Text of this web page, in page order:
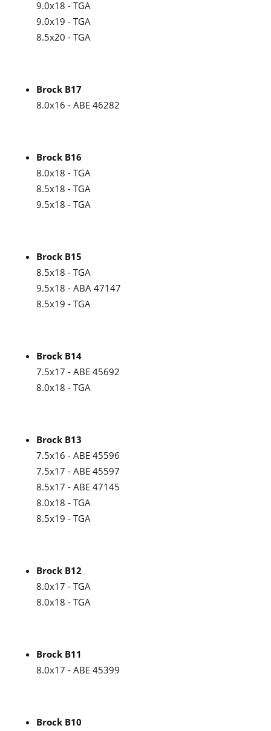
9.0x18 - TGA
9.0x19 - TGA
8.5x20 - TGA
Brock B17
8.0x16 - ABE 46282
Brock B16
8.0x18 - TGA
8.5x18 - TGA
9.5x18 - TGA
Brock B15
8.5x18 - TGA
9.5x18 - ABA 47147
8.5x19 - TGA
Brock B14
7.5x17 - ABE 45692
8.0x18 - TGA
Brock B13
7.5x16 - ABE 45596
7.5x17 - ABE 45597
8.5x17 - ABE 47145
8.0x18 - TGA
8.5x19 - TGA
Brock B12
8.0x17 - TGA
8.0x18 - TGA
Brock B11
8.0x17 - ABE 45399
Brock B10